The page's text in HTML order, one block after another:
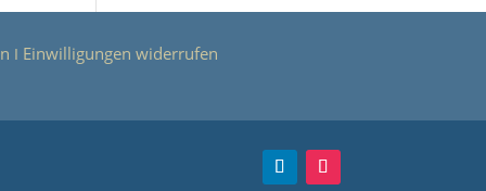
Ι Einwilligungen widerrufen